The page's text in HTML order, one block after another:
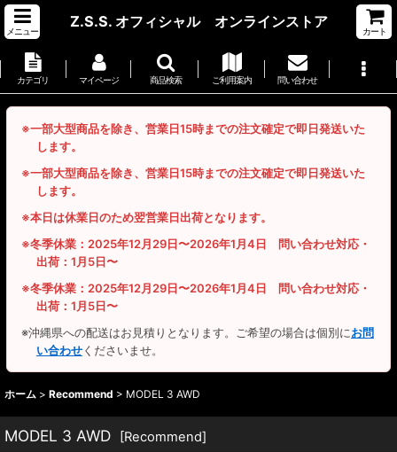
メニュー
Z.S.S. オフィシャル オンラインストア
カート
カテゴリ マイページ 商品検索 ご利用案内 問い合わせ
※一部大型商品を除き、営業日15時までの注文確定で即日発送いた
します。
※一部大型商品を除き、営業日15時までの注文確定で即日発送いた
します。
※本日は休業日のため翌営業日出荷となります。
※冬季休業：2025年12月29日〜2026年1月4日 問い合わせ対応・
出荷：1月5日〜
※冬季休業：2025年12月29日〜2026年1月4日 問い合わせ対応・
出荷：1月5日〜
※沖縄県への配送はお見積りとなります。ご希望の場合は個別にお問
い合わせくださいませ。
ホーム > Recommend > MODEL 3 AWD
MODEL 3 AWD [Recommend]